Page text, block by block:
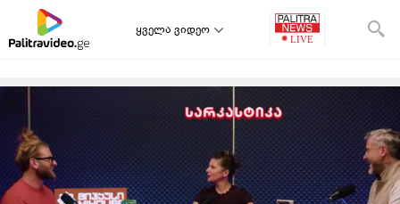
ყველა ვიდეო